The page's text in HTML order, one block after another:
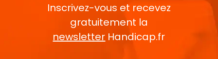
Inscrivez-vous et recevez
gratuitement la
newsletter Handicap.fr